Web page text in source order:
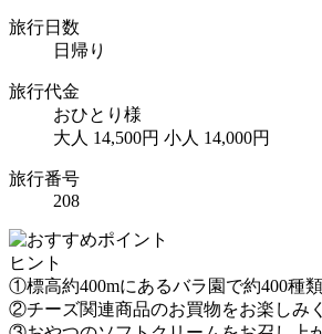
旅行日数
日帰り
旅行代金
おひとり様
大人 14,500円 小人 14,000円
旅行番号
208
ヒント
①標高約400mにあるバラ園で約400種
②チーズ関連商品のお買物をお楽しみ